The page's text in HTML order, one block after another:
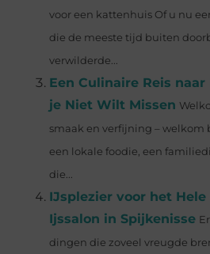
voor een kattenhuis Of u nu
die de meeste tijd buiten
verwilderde...
Een Culinaire Reis
je Niet Wilt Missen
smaak en verfijning – welkom
een lokale foodie, een
die...
IJsplezier voor het Hele
Ijssalon in Spijkenisse
dingen die zoveel vreugde